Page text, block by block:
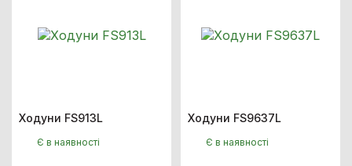
Ходуни FS913L
Є в наявності
Ходуни FS9637L
Є в наявності